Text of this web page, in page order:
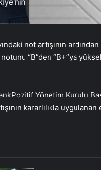
not artışının
“B”den “B+”ya
Yönetim Kurulu
kararlılıkla uygulanan